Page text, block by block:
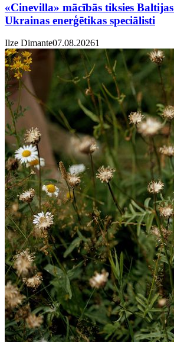
«Cinevilla» mācībās tiksies
Ukrainas enerģētikas speciālisti
Ilze Dimante07.08.20261